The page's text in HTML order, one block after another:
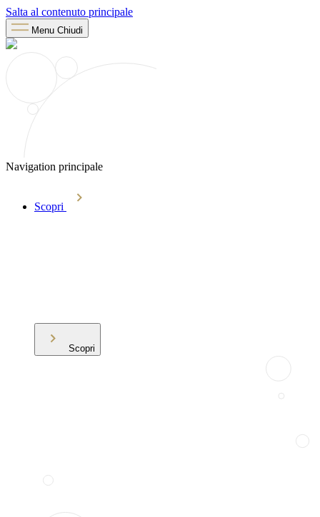
Salta al contenuto principale
Menu Chiudi
Navigation principale
Scopri
Scopri